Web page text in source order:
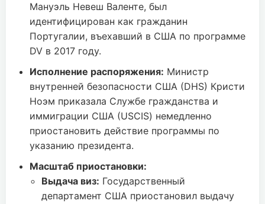
Мануэль Невеш Валенте, был
идентифицирован как гражданин
Португалии, въехавший в США по программе
DV в 2017 году.
Исполнение распоряжения: Министр
внутренней безопасности США (DHS) Кристи
Ноэм приказала Службе гражданства и
иммиграции США (USCIS) немедленно
приостановить действие программы по
указанию президента.
Масштаб приостановки:
Выдача виз: Государственный
департамент США приостановил выдачу